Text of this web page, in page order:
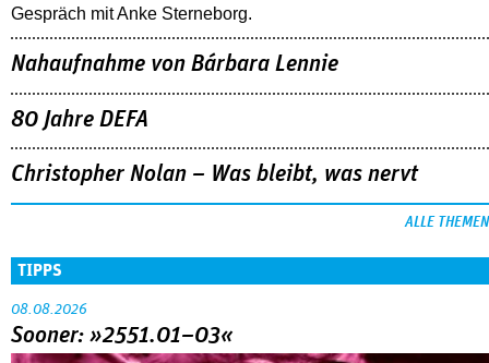
Gespräch mit Anke Sterneborg.
Nahaufnahme von Bárbara Lennie
80 Jahre DEFA
Christopher Nolan – Was bleibt, was nervt
ALLE THEMEN
TIPPS
08.08.2026
Sooner: »2551.01–03«